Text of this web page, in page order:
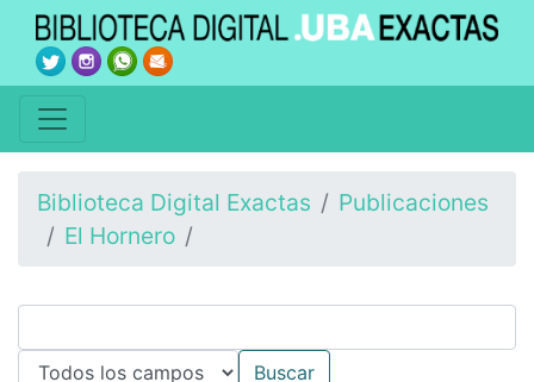
Biblioteca Digital Exactas
Publicaciones
El Hornero